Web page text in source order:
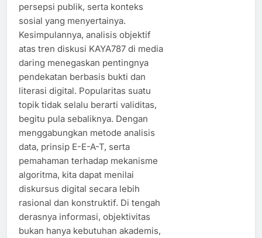
persepsi publik, serta konteks
sosial yang menyertainya.
Kesimpulannya, analisis objektif
atas tren diskusi KAYA787 di media
daring menegaskan pentingnya
pendekatan berbasis bukti dan
literasi digital. Popularitas suatu
topik tidak selalu berarti validitas,
begitu pula sebaliknya. Dengan
menggabungkan metode analisis
data, prinsip E-E-A-T, serta
pemahaman terhadap mekanisme
algoritma, kita dapat menilai
diskursus digital secara lebih
rasional dan konstruktif. Di tengah
derasnya informasi, objektivitas
bukan hanya kebutuhan akademis,